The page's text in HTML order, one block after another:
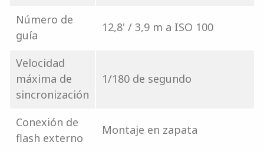
Número de
guía
12,8' / 3,9 m a ISO 100
Velocidad
máxima de
sincronización
1/180 de segundo
Conexión de
flash externo
Montaje en zapata